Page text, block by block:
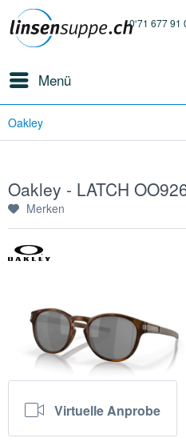
0 71 677 91
Menü
Oakley
Oakley - LATCH
Merken
Virtuelle Anprobe